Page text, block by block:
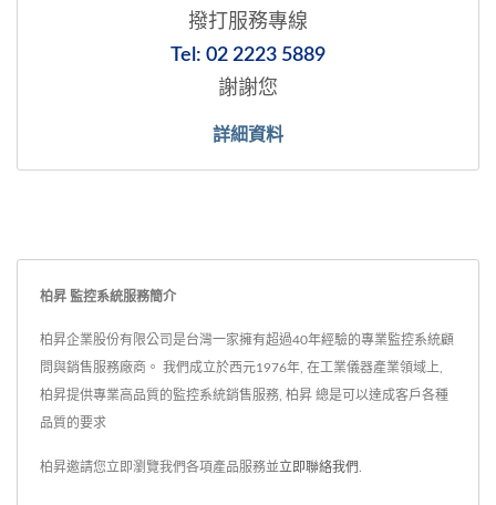
撥打服務專線
Tel: 02 2223 5889
謝謝您
詳細資料
柏昇 監控系統服務簡介
柏昇企業股份有限公司是台灣一家擁有超過40年經驗的專業監控系統顧
問與銷售服務廠商。 我們成立於西元1976年, 在工業儀器產業領域上,
柏昇提供專業高品質的監控系統銷售服務, 柏昇 總是可以達成客戶各種
品質的要求
柏昇邀請您立即瀏覽我們各項產品服務並立即聯絡我們